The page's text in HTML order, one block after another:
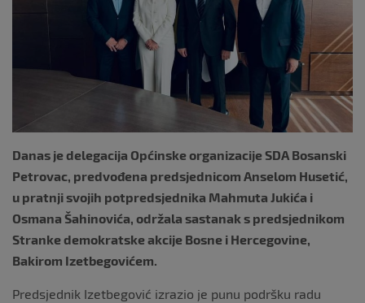
k
Danas je delegacija Općinske organizacije SDA Bosanski
Petrovac, predvođena predsjednicom Anselom Husetić,
u pratnji svojih potpredsjednika Mahmuta Jukića i
Osmana Šahinovića, održala sastanak s predsjednikom
Stranke demokratske akcije Bosne i Hercegovine,
Bakirom Izetbegovićem.
Predsjednik Izetbegović izrazio je punu podršku radu